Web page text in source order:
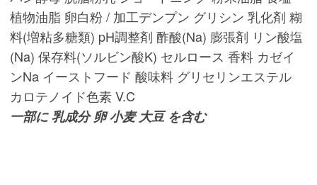
植物油脂 卵白粉 / 加工デンプン グリシン 乳化剤 糊
料(増粘多糖類) pH調整剤 酢酸(Na) 膨張剤 リン酸塩
(Na) 保存料(ソルビン酸K) セルロース 香料 カゼイ
ンNa イーストフード 酸味料 グリセリンエステル
カロテノイド色素 V.C
一部に 乳成分 卵 小麦 大豆 を含む